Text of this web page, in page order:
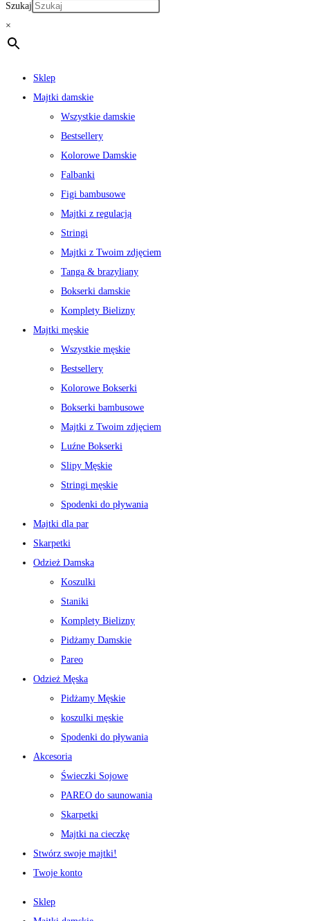
Szukaj
×
Sklep
Majtki damskie
Wszystkie damskie
Bestsellery
Kolorowe Damskie
Falbanki
Figi bambusowe
Majtki z regulacją
Stringi
Majtki z Twoim zdjęciem
Tanga & brazyliany
Bokserki damskie
Komplety Bielizny
Majtki męskie
Wszystkie męskie
Bestsellery
Kolorowe Bokserki
Bokserki bambusowe
Majtki z Twoim zdjęciem
Luźne Bokserki
Slipy Męskie
Stringi męskie
Spodenki do pływania
Majtki dla par
Skarpetki
Odzież Damska
Koszulki
Staniki
Komplety Bielizny
Pidżamy Damskie
Pareo
Odzież Męska
Pidżamy Męskie
koszulki męskie
Spodenki do pływania
Akcesoria
Świeczki Sojowe
PAREO do saunowania
Skarpetki
Majtki na cieczkę
Stwórz swoje majtki!
Twoje konto
Sklep